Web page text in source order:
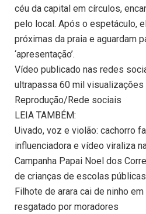
céu da capital em círculos,
pelo local. Após o espetáculo,
próximas da praia e aguardam
‘apresentação’.
Vídeo publicado nas redes
ultrapassa 60 mil visualizações
Reprodução/Rede sociais
LEIA TAMBÉM:
Uivado, voz e violão: cachorro
influenciadora e vídeo viraliza
Campanha Papai Noel dos
de crianças de escolas
Filhote de arara cai de ninho
resgatado por moradores